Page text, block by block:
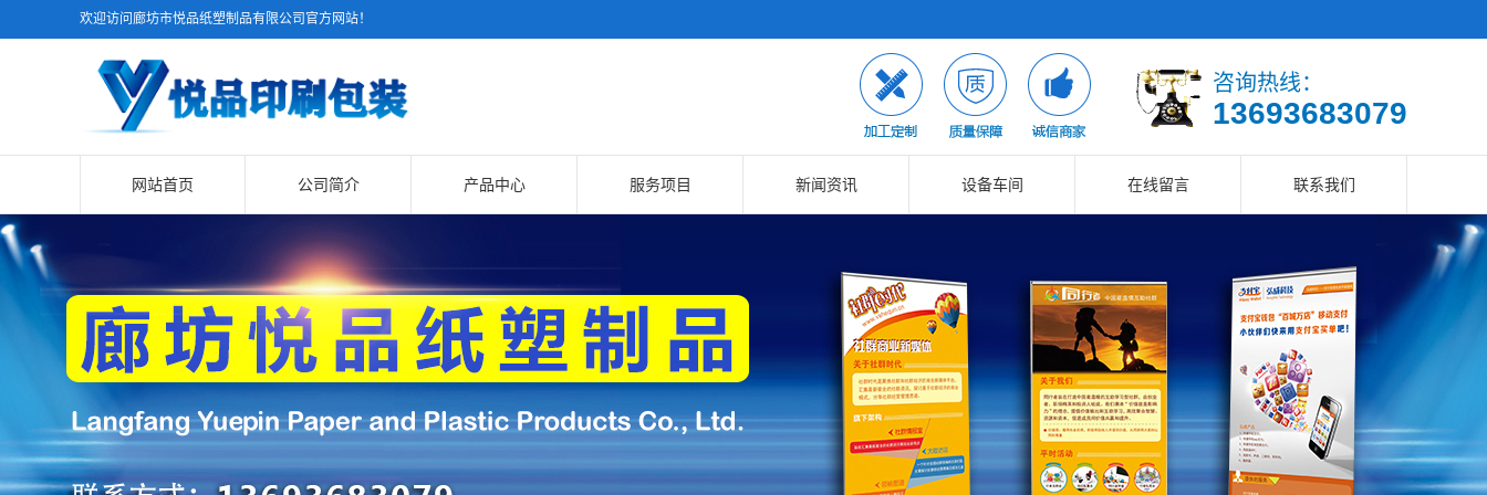
欢迎访问廊坊市悦品纸塑制品有限公司官方网站！
咨询热线：
13693683079
网站首页 公司简介 产品中心 服务项目 新闻资讯 设备车间 在线留言 联系我们